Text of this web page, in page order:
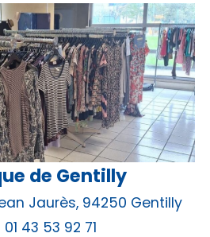
de Gentilly
Jaurès, 94250 Gentilly
01 43 53 92 71